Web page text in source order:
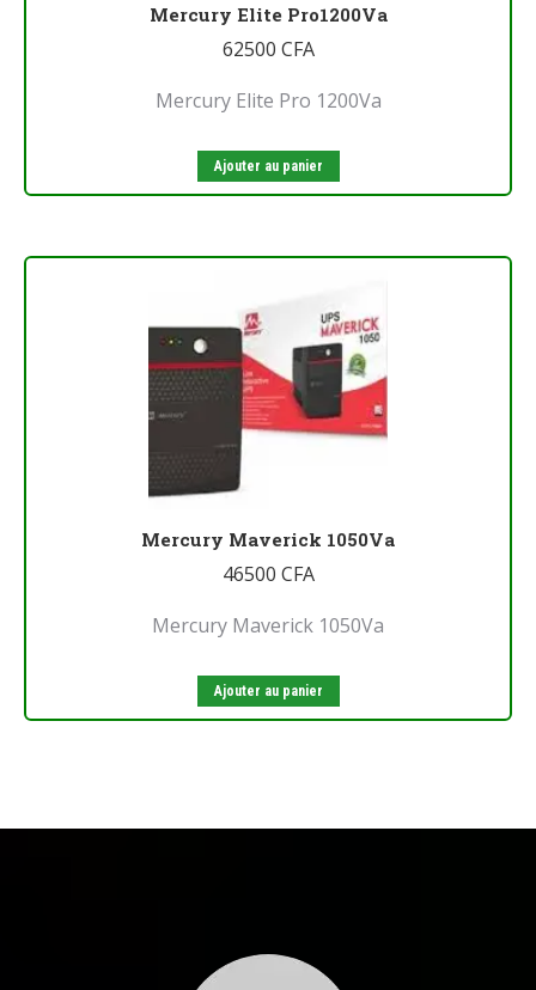
Mercury Elite Pro1200Va
62500 CFA
Mercury Elite Pro 1200Va
Ajouter au panier
Mercury Maverick 1050Va
46500 CFA
Mercury Maverick 1050Va
Ajouter au panier